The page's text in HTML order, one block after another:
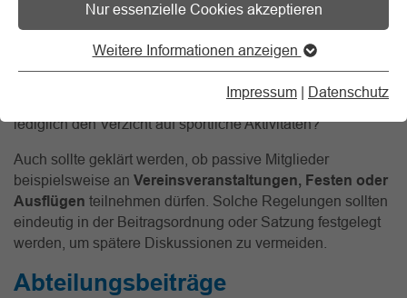
Nur essenzielle Cookies akzeptieren
Weitere Informationen anzeigen
Impressum | Datenschutz
Bereits beim Beitrag für passive Mitglieder stellen sich
Wie „passiv“ ist ein passives Mitglied tatsächlich? Handelt
fördernde Mitgliedschaft ohne
, oder umfasst die Passivität
lediglich den Verzicht auf sportliche Aktivitäten?
Auch sollte geklärt werden, ob passive Mitglieder
beispielsweise an Vereinsveranstaltungen, Festen oder
Ausflügen teilnehmen dürfen. Solche Regelungen sollten
eindeutig in der Beitragsordnung oder Satzung festgelegt
werden, um spätere Diskussionen zu vermeiden.
Abteilungsbeiträge